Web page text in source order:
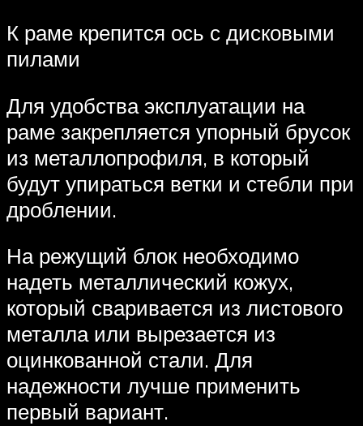
К раме крепится ось с дисковыми
пилами
Для удобства эксплуатации на
раме закрепляется упорный брусок
из металлопрофиля, в который
будут упираться ветки и стебли при
дроблении.
На режущий блок необходимо
надеть металлический кожух,
который сваривается из листового
металла или вырезается из
оцинкованной стали. Для
надежности лучше применить
первый вариант.